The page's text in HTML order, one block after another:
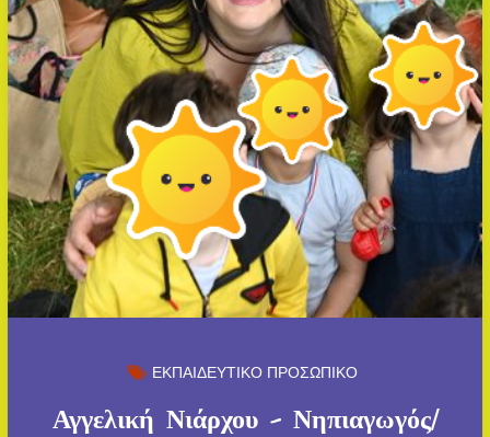
ΕΚΠΑΙΔΕΥΤΙΚΟ ΠΡΟΣΩΠΙΚΟ
Αγγελική Νιάρχου – Νηπιαγωγός/